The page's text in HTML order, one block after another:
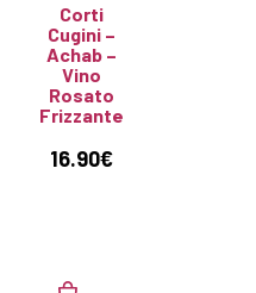
Corti
Cugini –
Achab –
Vino
Rosato
Frizzante
16.90€